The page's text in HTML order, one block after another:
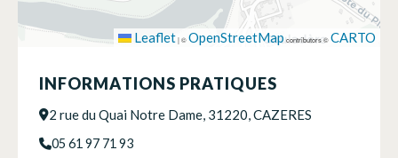
Leaflet|©OpenStreetMap contributors ©CARTO
INFORMATIONS PRATIQUES
2 rue du Quai Notre Dame, 31220, CAZERES
05 61 97 71 93